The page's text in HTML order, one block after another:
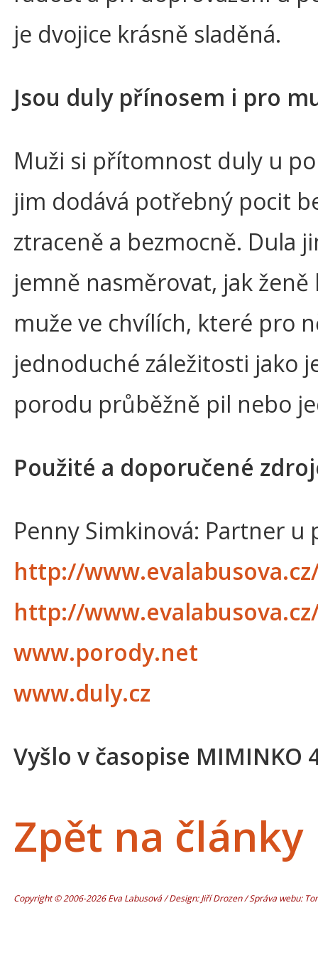
je dvojice krásně sladěná.
Jsou duly přínosem i pro
Muži si přítomnost duly u
jim dodává potřebný pocit
ztraceně a bezmocně. Dula
jemně nasměrovat, jak
muže ve chvílích, které pro
jednoduché záležitosti jako
porodu průběžně pil nebo
Použité a doporučené
Penny Simkinová: Partner
http://
http://
www.porody.net
www.duly.cz
Vyšlo v časopise MIMINKO
Zpět na články
Copyright © 2006-2026 Eva Labusová / Design: Jiří Drozen / Správa webu: